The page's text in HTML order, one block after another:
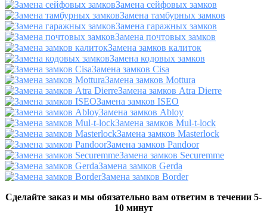
Замена сейфовых замков
Замена тамбурных замков
Замена гаражных замков
Замена почтовых замков
Замена замков калиток
Замена кодовых замков
Замена замков Cisa
Замена замков Mottura
Замена замков Atra Dierre
Замена замков ISEO
Замена замков Abloy
Замена замков Mul-t-lock
Замена замков Masterlock
Замена замков Pandoor
Замена замков Securemme
Замена замков Gerda
Замена замков Border
Сделайте заказ и мы обязательно вам ответим в течении 5-
10 минут